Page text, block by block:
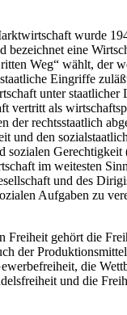
wurde
bezeichnet eine
Weg“ wählt, der
Eingriffe
unter staatlicher
vertritt als
der rechtsstaatlich
und den
sozialen
im weitesten
und des
Aufgaben zu
Freiheit gehört die
der
die
und die